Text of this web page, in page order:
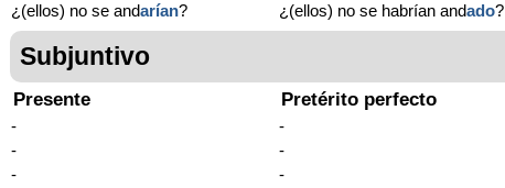
¿(ellos) no se andarían?
¿(ellos) no se habrían andado?
Subjuntivo
Presente
-
-
-
Pretérito perfecto
-
-
-